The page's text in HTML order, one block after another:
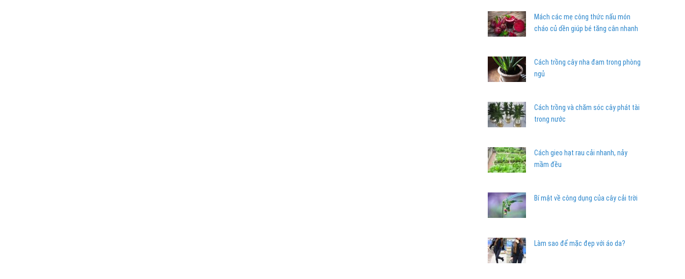
Mách các mẹ công thức nấu món
cháo củ dền giúp bé tăng cân nhanh
Cách trồng cây nha đam trong phòng
ngủ
Cách trồng và chăm sóc cây phát tài
trong nước
Cách gieo hạt rau cải nhanh, nảy
mầm đều
Bí mật về công dụng của cây cải trời
Làm sao để mặc đẹp với áo da?